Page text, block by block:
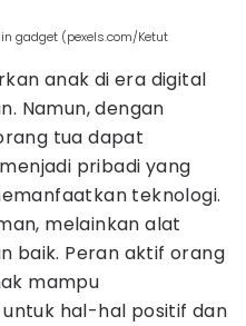
gadget (pexels.com/Ketut
anak di era digital
Namun, dengan
tua dapat
pribadi yang
teknologi.
melainkan alat
baik. Peran aktif orang
mampu
hal-hal positif dan